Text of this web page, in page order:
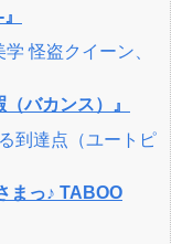
怪盗クイーン、
バカンス）』
到達点（ユートピ
まっ♪ TABOO